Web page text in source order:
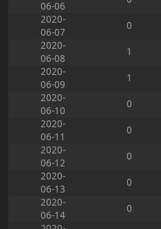
06-06
2020-
06-07
0
2020-
06-08
1
2020-
06-09
1
2020-
06-10
0
2020-
06-11
0
2020-
06-12
0
2020-
06-13
0
2020-
06-14
0